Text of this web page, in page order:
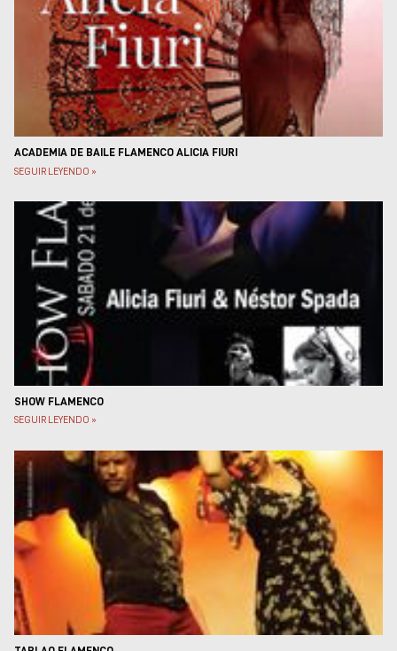
culturales
Teatros y salas
Festivales
Circuitos y rutas del
flamenco
ACADEMIA DE BAILE FLAMENCO ALICIA FIURI
SEGUIR LEYENDO »
SHOW FLAMENCO
SEGUIR LEYENDO »